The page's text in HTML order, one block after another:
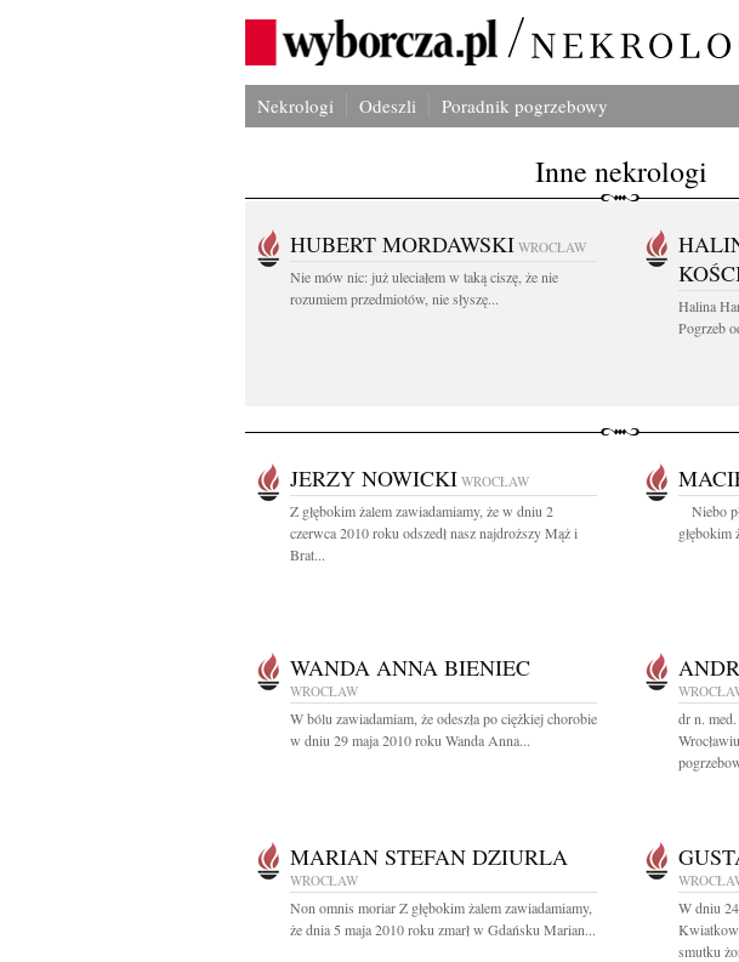
Nekrologi Odeszli Poradnik pogrzebowy
Inne nekrologi
HUBERT MORDAWSKI WROCŁAW
Nie mów nic: już uleciałem w taką ciszę, że nie
rozumiem przedmiotów, nie słyszę...
Halina
Pogrzeb
JERZY NOWICKI WROCŁAW
Z głębokim żalem zawiadamiamy, że w dniu 2
czerwca 2010 roku odszedł nasz najdroższy Mąż i
Brat...
Niebo
głębokim
WANDA ANNA BIENIEC
WROCŁAW
W bólu zawiadamiam, że odeszła po ciężkiej chorobie
w dniu 29 maja 2010 roku Wanda Anna...
dr n.
MARIAN STEFAN DZIURLA
WROCŁAW
Non omnis moriar Z głębokim żalem zawiadamiamy,
że dnia 5 maja 2010 roku zmarł w Gdańsku Marian...
W dniu
smutku